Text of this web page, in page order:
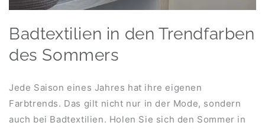
Badtextilien in den Trendfarben
des Sommers
Jede Saison eines Jahres hat ihre eigenen
Farbtrends. Das gilt nicht nur in der Mode, sondern
auch bei Badtextilien. Holen Sie sich den Sommer in